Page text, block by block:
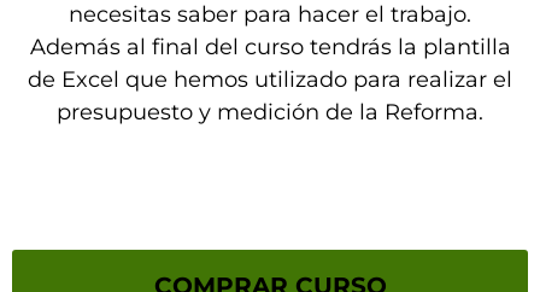
necesitas saber para hacer el trabajo.
Además al final del curso tendrás la plantilla
de Excel que hemos utilizado para realizar el
presupuesto y medición de la Reforma.